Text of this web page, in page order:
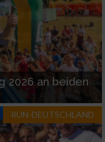
2026 an beiden
RUN-DEUTSCHLAND